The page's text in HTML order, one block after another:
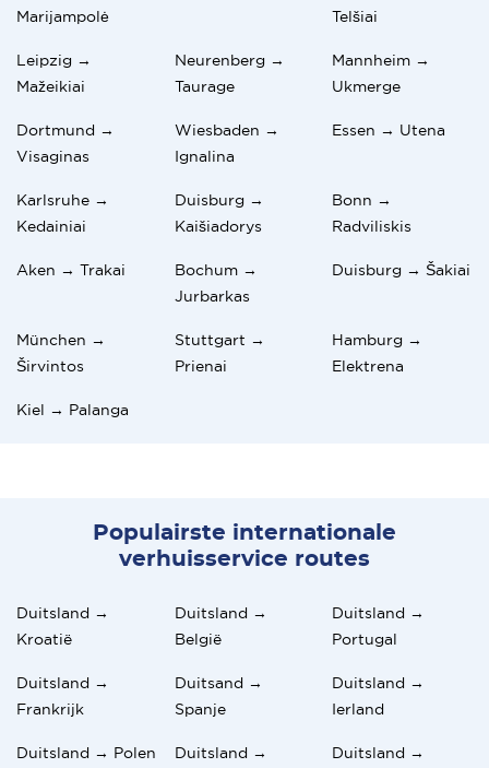
Marijampolė
Telšiai
Leipzig →
Mažeikiai
Neurenberg →
Taurage
Mannheim →
Ukmerge
Dortmund →
Visaginas
Wiesbaden →
Ignalina
Essen → Utena
Karlsruhe →
Kedainiai
Duisburg →
Kaišiadorys
Bonn →
Radviliskis
Aken → Trakai
Bochum →
Jurbarkas
Duisburg → Šakiai
München →
Širvintos
Stuttgart →
Prienai
Hamburg →
Elektrena
Kiel → Palanga
Populairste internationale
verhuisservice routes
Duitsland →
Kroatië
Duitsland →
België
Duitsland →
Portugal
Duitsland →
Frankrijk
Duitsand →
Spanje
Duitsland →
Ierland
Duitsland → Polen
Duitsland →
Duitsland →